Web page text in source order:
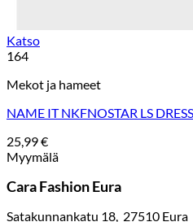
Katso
164
Mekot ja hameet
NAME IT NKFNOSTAR LS
25,99€
Myymälä
Cara Fashion Eura
Satakunnankatu 18, 27510 Eura